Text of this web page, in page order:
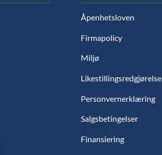
Åpenhetsloven
Firmapolicy
Miljø
Likestillingsredgjørelse
Personvernerklæring
Salgsbetingelser
Finansiering